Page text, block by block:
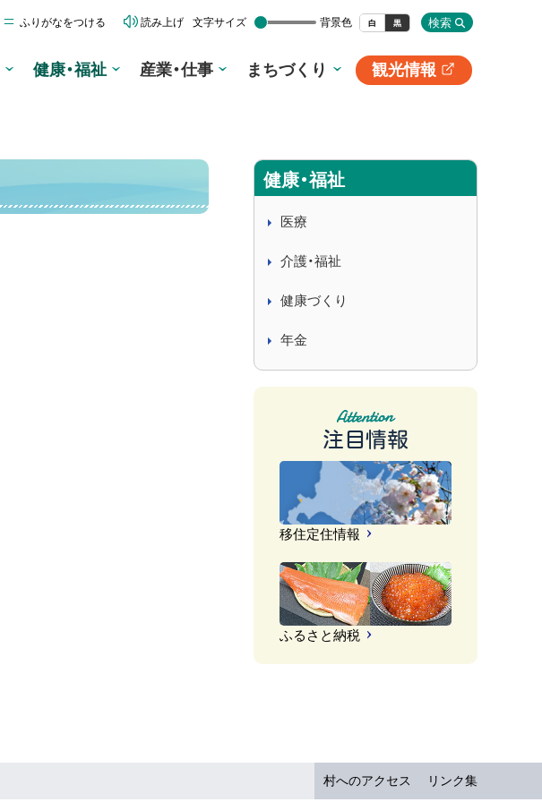
ふりがなをつける 読み上げ 文字サイズ 背景色 白 黒 検索
健康・福祉 産業・仕事 まちづくり
観光情報
別
健康・福祉
医療
介護・福祉
健康づくり
年金
注目情報
移住定住情報
ふるさと納税
村へのアクセス リンク集